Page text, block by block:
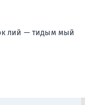
лий — тидым мый